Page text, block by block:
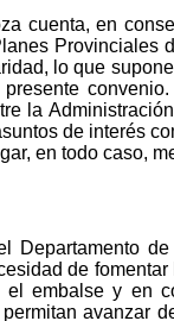
cuenta, en
Provinciales
lo que
la
de interés
en todo caso,
Departamento
de
embalse y en
avanzar